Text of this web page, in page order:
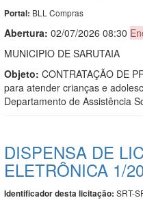
Portal: BLL Compras
Abertura: 02/07/2026 08:30
MUNICIPIO DE SARUTAIA
Objeto: CONTRATAÇÃO DE
para atender crianças e
Departamento de Assistência
DISPENSA DE
ELETRÔNICA 1/
Identificador desta licitação: SRT-